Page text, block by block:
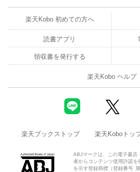
楽天Kobo 初めての方へ
読書アプリ
領収書を発行する
楽天Kobo ヘルプ
楽天ブックストップ 楽天Koboトッ
ABJマークは、この電子書店
者からコンテンツ使用許諾を
を示す登録商標（登録番号